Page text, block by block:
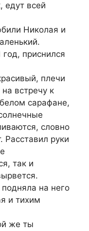
едут всей
Николая и
приснился
плечи
встречу к
сарафане,
словно
Расставил руки
так и
на него
и тихим
же ты